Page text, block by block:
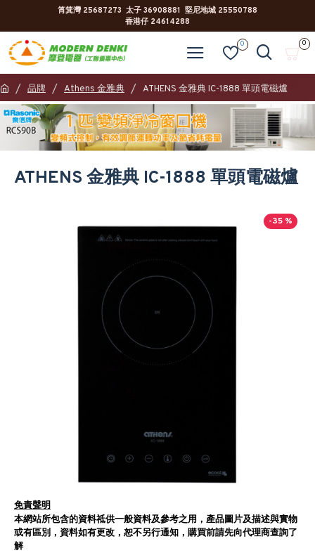
筲箕灣 25687273 太子 36908881 堅尼地城 25550788
香港仔 24614288
0 0
品牌 Athens 金雅典 ATHENS 金雅典 IC-1888 單頭電磁爐
ATHENS 金雅典 IC-1888 單頭電磁爐
-35 %
免責聲明
本網站所包含的資料祗供一般資料及參考之用，產品圖片及描述與實物
或有區別，資料如有更改，恕不另行通知，購買前請先向代理商查詢了
解